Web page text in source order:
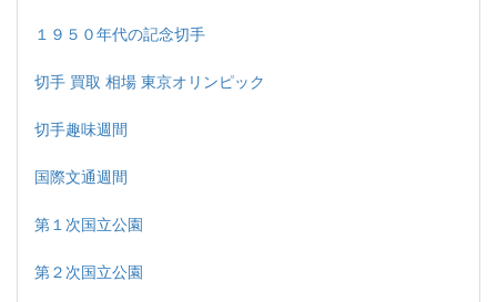
１９５０年代の記念切手
切手 買取 相場 東京オリンピック
切手趣味週間
国際文通週間
第１次国立公園
第２次国立公園